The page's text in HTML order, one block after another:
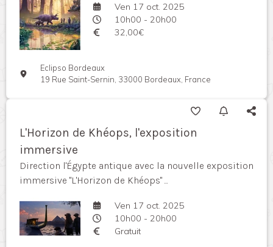
Ven 17 oct. 2025
10h00 - 20h00
32,00€
Eclipso Bordeaux
19 Rue Saint-Sernin, 33000 Bordeaux, France
L'Horizon de Khéops, l'exposition
immersive
Direction l'Égypte antique avec la nouvelle exposition
immersive "L'Horizon de Khéops" ...
Ven 17 oct. 2025
10h00 - 20h00
Gratuit